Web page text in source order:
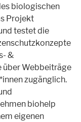
biologischen
Projekt
testet die
&
über Webbeiträge
zugänglich.
biohelp
eigenen